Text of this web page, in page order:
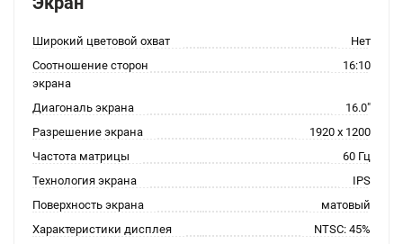
Широкий цветовой охват
Нет
Соотношение сторон
экрана
16:10
Диагональ экрана
16.0"
Разрешение экрана
1920 x 1200
Частота матрицы
60 Гц
Технология экрана
IPS
Поверхность экрана
матовый
Характеристики дисплея
NTSC: 45%